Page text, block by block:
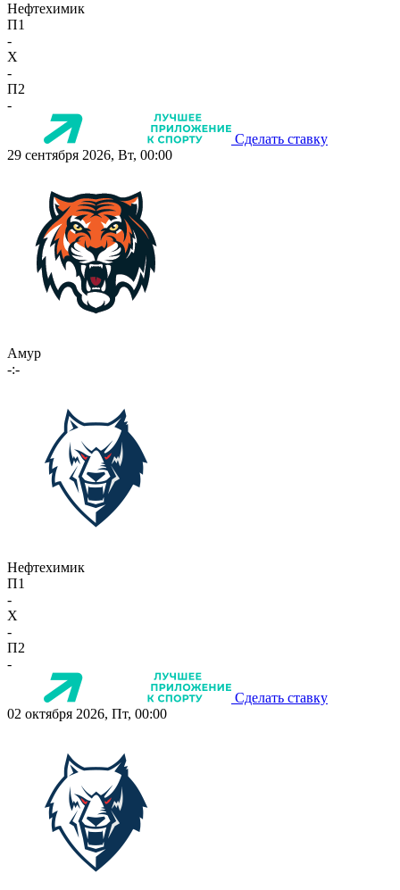
Нефтехимик
П1
-
X
-
П2
-
Сделать ставку
29 сентября 2026, Вт, 00:00
Амур
-:-
Нефтехимик
П1
-
X
-
П2
-
Сделать ставку
02 октября 2026, Пт, 00:00